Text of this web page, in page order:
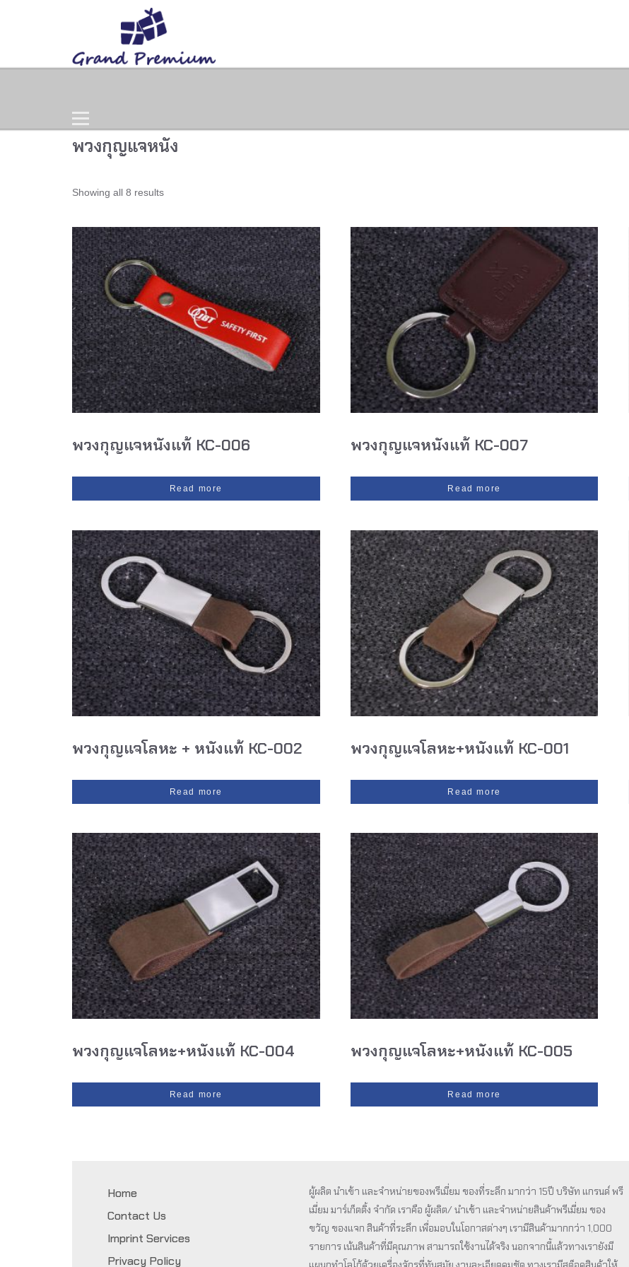
พวงกุญแจหนัง
Showing all 8 results
พวงกุญแจหนังแท้ KC-006
Read more
พวงกุญแจหนังแท้ KC-007
Read more
พวงกุญแจโลหะ + หนังแท้ KC-002
Read more
พวงกุญแจโลหะ+หนังแท้ KC-001
Read more
พวงกุญแจโลหะ+หนังแท้ KC-004
Read more
พวงกุญแจโลหะ+หนังแท้ KC-005
Read more
Home
Contact Us
Imprint Services
Privacy Policy
ผู้ผลิต นำเข้า และจำหน่ายของพรีเมี่ยม ของที่ระลึก มากว่า 15ปี บริษัท แกรนด์ พรี
เมี่ยม มาร์เก็ตติ้ง จำกัด เราคือ ผู้ผลิต/ นำเข้า และจำหน่ายสินค้าพรีเมี่ยม ของ
ขวัญ ของแจก สินค้าที่ระลึก เพื่อมอบในโอกาสต่างๆ เรามีสินค้ามากกว่า 1,000
รายการ เน้นสินค้าที่มีคุณภาพ สามารถใช้งานได้จริง นอกจากนี้แล้วทางเรายังมี